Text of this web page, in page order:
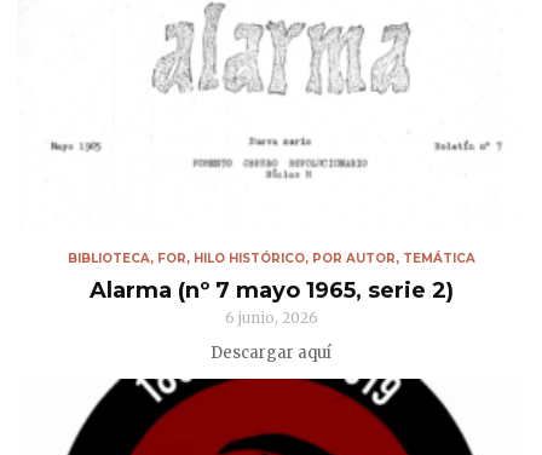
BIBLIOTECA, FOR, HILO HISTÓRICO, POR AUTOR, TEMÁTICA
Alarma (nº 7 mayo 1965, serie 2)
6 junio, 2026
Descargar aquí